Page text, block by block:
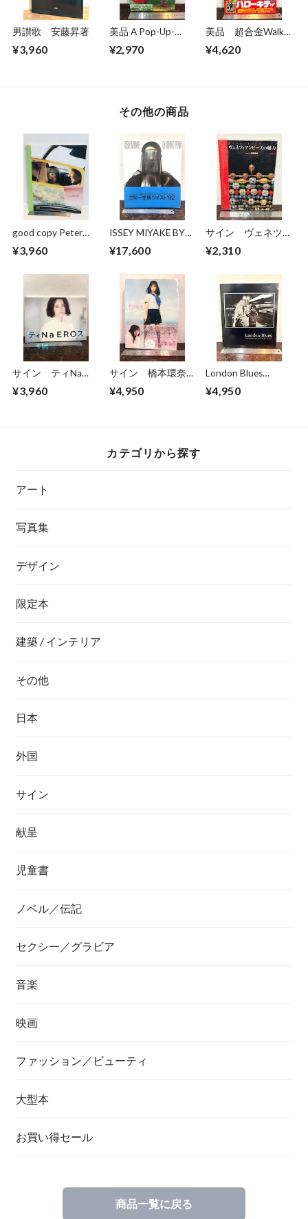
男讃歌 安藤昇著
¥3,960
美品 A Pop-Up-
Giants of the Earth
¥2,970
美品 超合金Walkar
誕生40周年記念
¥4,620
その他の商品
good copy Peter
¥3,960
ISSEY MIYAKE BY
92
¥17,600
サイン ヴェネツィ
監修・著 佐藤理恵
¥2,310
サイン ティNa
玉城ティナ 篠山紀
¥3,960
サイン 橋本環奈
¥4,950
London Blues
¥4,950
カテゴリから探す
アート
写真集
デザイン
限定本
建築 / インテリア
その他
日本
外国
サイン
献呈
児童書
ノベル／伝記
セクシー／グラビア
音楽
映画
ファッション／ビューティ
大型本
お買い得セール
商品一覧に戻る